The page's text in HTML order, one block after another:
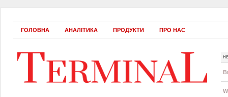
ГОЛОВНА АНАЛІТИКА ПРОДУКТИ ПРО НАС